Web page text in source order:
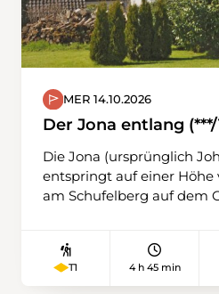
MER 14.10.2026
Der Jona entlang (***/
Die Jona (ursprünglich
entspringt auf einer Höhe
am Schufelberg auf dem
Kilometern durch das
Richtung Rapperswil-
T1 4 h 45 min